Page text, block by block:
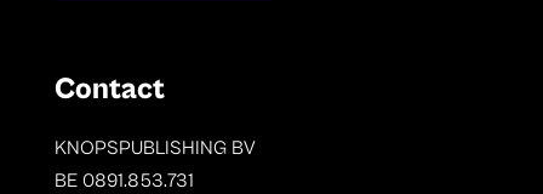
Contact
KNOPSPUBLISHING BV
BE 0891.853.731